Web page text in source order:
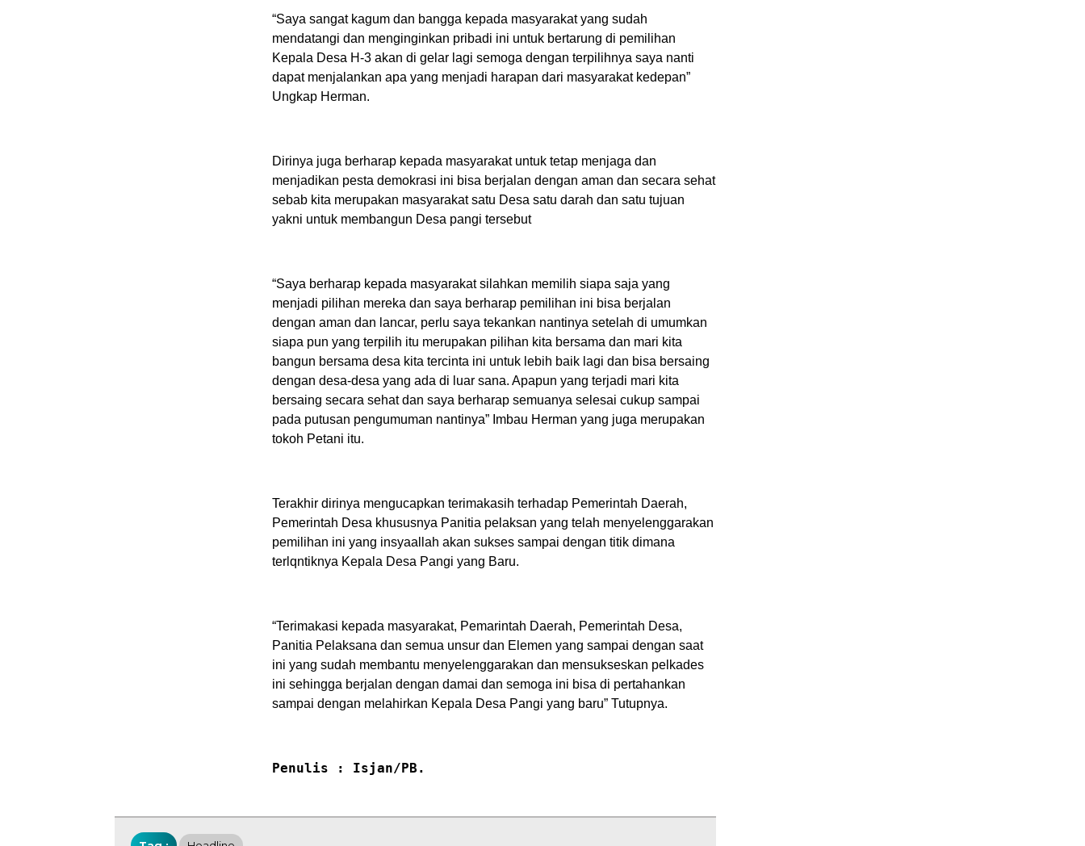
“Saya sangat kagum dan bangga kepada masyarakat yang sudah
mendatangi dan menginginkan pribadi ini untuk bertarung di pemilihan
Kepala Desa H-3 akan di gelar lagi semoga dengan terpilihnya saya nanti
dapat menjalankan apa yang menjadi harapan dari masyarakat kedepan”
Ungkap Herman.
Dirinya juga berharap kepada masyarakat untuk tetap menjaga dan
menjadikan pesta demokrasi ini bisa berjalan dengan aman dan secara sehat
sebab kita merupakan masyarakat satu Desa satu darah dan satu tujuan
yakni untuk membangun Desa pangi tersebut
“Saya berharap kepada masyarakat silahkan memilih siapa saja yang
menjadi pilihan mereka dan saya berharap pemilihan ini bisa berjalan
dengan aman dan lancar, perlu saya tekankan nantinya setelah di umumkan
siapa pun yang terpilih itu merupakan pilihan kita bersama dan mari kita
bangun bersama desa kita tercinta ini untuk lebih baik lagi dan bisa bersaing
dengan desa-desa yang ada di luar sana. Apapun yang terjadi mari kita
bersaing secara sehat dan saya berharap semuanya selesai cukup sampai
pada putusan pengumuman nantinya” Imbau Herman yang juga merupakan
tokoh Petani itu.
Terakhir dirinya mengucapkan terimakasih terhadap Pemerintah Daerah,
Pemerintah Desa khususnya Panitia pelaksan yang telah menyelenggarakan
pemilihan ini yang insyaallah akan sukses sampai dengan titik dimana
terlqntiknya Kepala Desa Pangi yang Baru.
“Terimakasi kepada masyarakat, Pemarintah Daerah, Pemerintah Desa,
Panitia Pelaksana dan semua unsur dan Elemen yang sampai dengan saat
ini yang sudah membantu menyelenggarakan dan mensukseskan pelkades
ini sehingga berjalan dengan damai dan semoga ini bisa di pertahankan
sampai dengan melahirkan Kepala Desa Pangi yang baru” Tutupnya.
Penulis : Isjan/PB.